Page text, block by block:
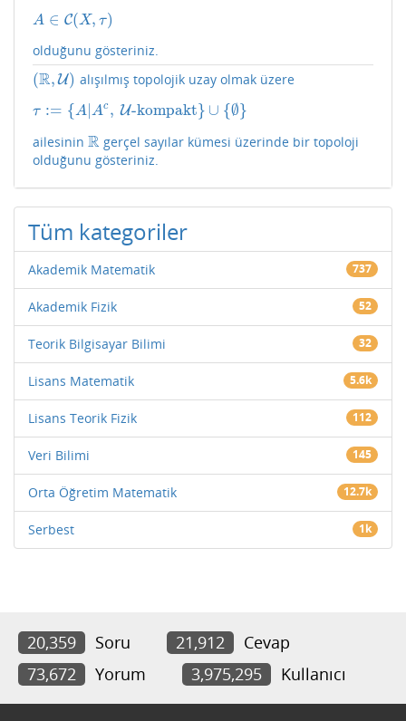
A ∈ C(X, τ)
A∈C(X,τ)
olduğunu gösteriniz.
(R, U)
(R,U) alışılmış topolojik uzay olmak üzere
τ := {A Ac , U-kompakt} ∪ {∅}
τ:={A|Ac U-kompakt}∪ {∅}
ailesinin R
R gerçel sayılar kümesi üzerinde bir topoloji
olduğunu gösteriniz.
Tüm kategoriler
Akademik Matematik 737
Akademik Fizik 52
Teorik Bilgisayar Bilimi 32
Lisans Matematik 5.6k
Lisans Teorik Fizik 112
Veri Bilimi 145
Orta Öğretim Matematik 12.7k
Serbest 1k
20,359 Soru 21,912
Cevap
73,672
Yorum 3,975,295 Kullanıcı